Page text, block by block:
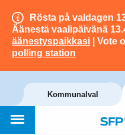
Rösta på valdagen
Äänestä vaalipäivänä
äänestyspaikkasi | Vote
polling station
Kommunalval